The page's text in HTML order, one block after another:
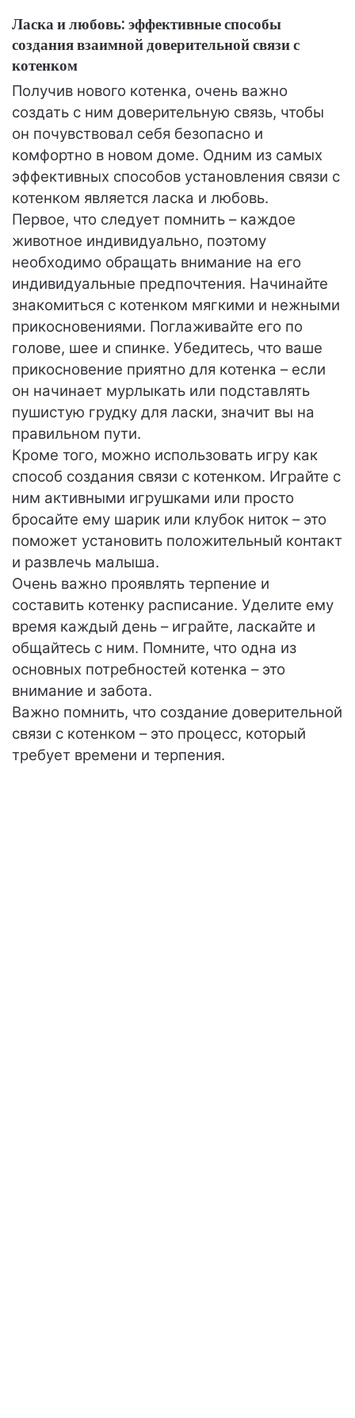
Ласка и любовь: эффективные способы
создания взаимной доверительной связи с
котенком
Получив нового котенка, очень важно
создать с ним доверительную связь, чтобы
он почувствовал себя безопасно и
комфортно в новом доме. Одним из самых
эффективных способов установления связи с
котенком является ласка и любовь.
Первое, что следует помнить – каждое
животное индивидуально, поэтому
необходимо обращать внимание на его
индивидуальные предпочтения. Начинайте
знакомиться с котенком мягкими и нежными
прикосновениями. Поглаживайте его по
голове, шее и спинке. Убедитесь, что ваше
прикосновение приятно для котенка – если
он начинает мурлыкать или подставлять
пушистую грудку для ласки, значит вы на
правильном пути.
Кроме того, можно использовать игру как
способ создания связи с котенком. Играйте с
ним активными игрушками или просто
бросайте ему шарик или клубок ниток – это
поможет установить положительный контакт
и развлечь малыша.
Очень важно проявлять терпение и
составить котенку расписание. Уделите ему
время каждый день – играйте, ласкайте и
общайтесь с ним. Помните, что одна из
основных потребностей котенка – это
внимание и забота.
Важно помнить, что создание доверительной
связи с котенком – это процесс, который
требует времени и терпения.